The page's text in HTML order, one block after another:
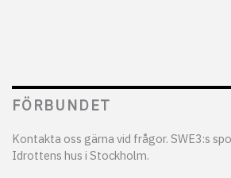
FÖRBUNDET
Kontakta oss gärna vid frågor. SWE3:s
Idrottens hus i Stockholm.